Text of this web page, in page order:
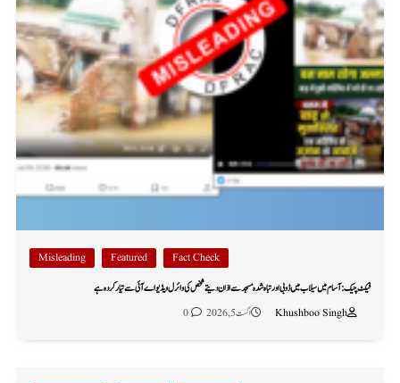
Fact Check
Featured
Misleading
فیکٹ چیک: آسام میں سیلاب میں ڈوبی اور تباہ شدہ مسجد سے اذان دیتے شخص کی وائرل ویڈیو اے آئی سے تیار کردہ ہے
Khushboo Singh
اگست 5, 2026 0